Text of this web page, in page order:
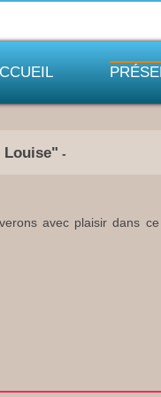
Louise" -
avec plaisir dans